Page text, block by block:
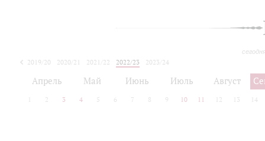
2019/20 2020/21 2021/22 2022/23
2023/24
Апрель Май Июнь Июль Август
2 3 4 5 6 7 8 9 10 11 12 13 14